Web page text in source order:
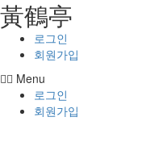
콘텐츠로
건너뛰기
⿈鶴亭
로그인
회원가입
Menu
로그인
회원가입